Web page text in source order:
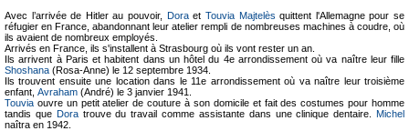
Avec l’arrivée de Hitler au pouvoir, Doraet Touvia Majtelès quittent l'Allemagne pour se
réfugier en France, abandonnant leur atelier rempli de nombreuses machines à coudre, où
ils avaient de nombreux employés.
Arrivés en France, ils s'installent à Strasbourg où ils vont rester un an.
Ils arrivent à Paris et habitent dans un hôtel du 4e arrondissement où va naître leur fille
Shoshana (Rosa-Anne) le 12 septembre 1934.
Ils trouvent ensuite une location dans le 11e arrondissement où va naître leur troisième
enfant, Avraham (André) le 3 janvier 1941.
Touvia ouvre un petit atelier de couture à son domicile et fait des costumes pour homme
tandis que Doratrouve du travail comme assistante dans une clinique dentaire.Michel
naîtra en 1942.